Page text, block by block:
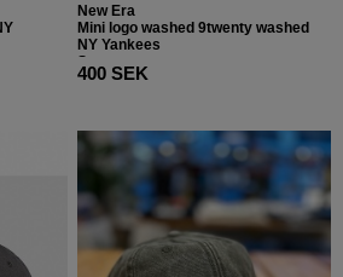
New Era
Mini logo washed 9twenty washed
NY Yankees
Stone
400 SEK